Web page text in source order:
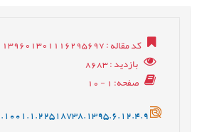
کد مقاله: 139601301116295697
بازدید: 8683
صفحه: 1 - 10